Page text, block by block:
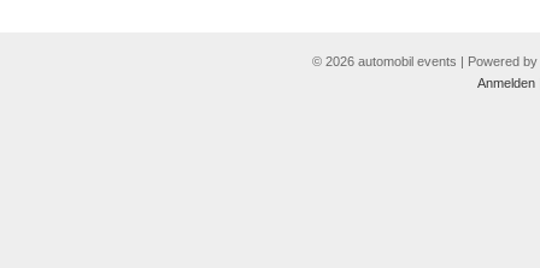
© 2026 automobil events | Powered by
Anmelden|